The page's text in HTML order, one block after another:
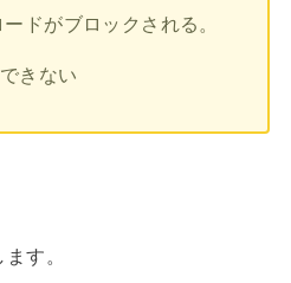
ドがブロックされる。
きない
す。